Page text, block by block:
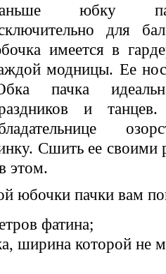
юбку
для
имеется в
модницы. Ее
пачка
и
Сшить ее своими
этом.
юбочки пачки вам
фатина;
ширина которой не